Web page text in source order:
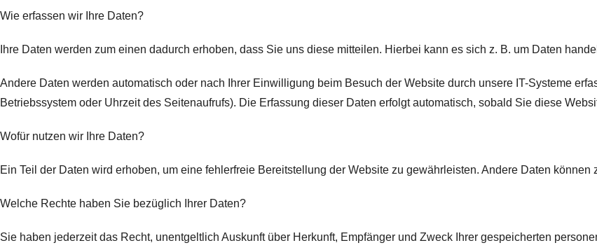
Wie erfassen wir Ihre Daten?
Ihre Daten werden zum einen dadurch erhoben, dass Sie uns diese mitteilen. Hierbei kann es sich z. B. um Daten
Andere Daten werden automatisch oder nach Ihrer Einwilligung beim Besuch der Website durch unsere IT-Systeme
Betriebssystem oder Uhrzeit des Seitenaufrufs). Die Erfassung dieser Daten erfolgt automatisch, sobald Sie diese
Wofür nutzen wir Ihre Daten?
Ein Teil der Daten wird erhoben, um eine fehlerfreie Bereitstellung der Website zu gewährleisten. Andere Daten
Welche Rechte haben Sie bezüglich Ihrer Daten?
Sie haben jederzeit das Recht, unentgeltlich Auskunft über Herkunft, Empfänger und Zweck Ihrer gespeicherten